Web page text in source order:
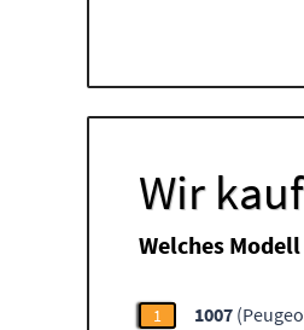
Wir
Welches
1 1007